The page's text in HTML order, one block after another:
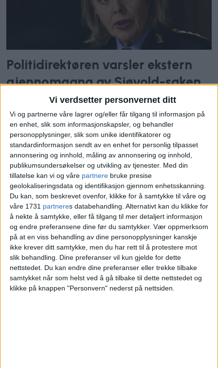
Vi verdsetter personvernet ditt
Vi og partnerne våre lagrer og/eller får tilgang til informasjon på
en enhet, slik som informasjonskapsler, og behandler
personopplysninger, slik som unike identifikatorer og
standardinformasjon sendt av en enhet for personlig tilpasset
annonsering og innhold, måling av annonsering og innhold,
publikumsundersøkelser og utvikling av tjenester. Med din
tillatelse kan vi og våre partnere bruke presise
geolokaliseringsdata og identifikasjon gjennom enhetsskanning.
Du kan, som beskrevet ovenfor, klikke for å samtykke til våre og
våre 1731 partneres databehandling. Alternativt kan du klikke for
å nekte å samtykke, eller få tilgang til mer detaljert informasjon
og endre preferansene dine før du samtykker. Vær oppmerksom
på at en viss behandling av dine personopplysninger kanskje
ikke krever ditt samtykke, men du har rett til å protestere mot
slik behandling. Dine preferanser vil kun gjelde for dette
nettstedet. Du kan endre dine preferanser eller trekke tilbake
samtykket når som helst ved å gå tilbake til dette nettstedet og
klikke på knappen "Personvern" nederst på nettsiden.
Politidirektøren varsler ekstern
gjennomgang av Sjøvold-saken
Oslos politimester ber
Politidirektoratet granske
Sjøvold-saken